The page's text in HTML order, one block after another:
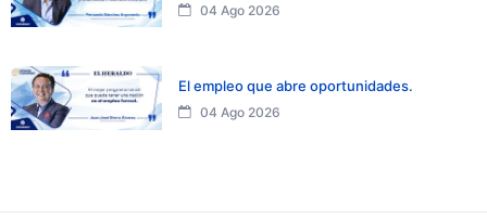
04 Ago 2026
El empleo que abre oportunidades.
04 Ago 2026